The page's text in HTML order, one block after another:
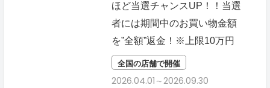
ほど当選チャンスUP！！当選
者には期間中のお買い物金額
を”全額”返金！※上限10万円
全国の店舗で開催
2026.04.01～2026.09.30